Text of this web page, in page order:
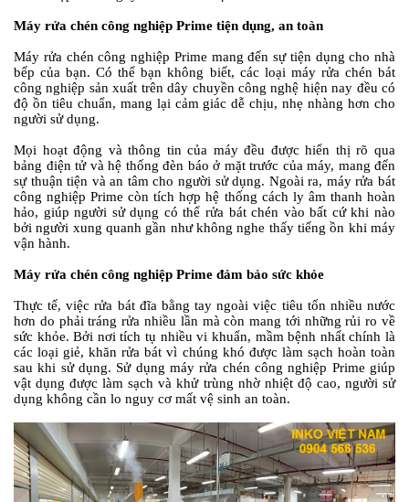
Máy rửa chén công nghiệp Prime tiện dụng, an toàn
Máy rửa chén công nghiệp Prime mang đến sự tiện dụng cho nhà
bếp của bạn. Có thể bạn không biết, các loại máy rửa chén bát
công nghiệp sản xuất trên dây chuyền công nghệ hiện nay đều có
độ ồn tiêu chuẩn, mang lại cảm giác dễ chịu, nhẹ nhàng hơn cho
người sử dụng.
Mọi hoạt động và thông tin của máy đều được hiển thị rõ qua
bảng điện tử và hệ thống đèn báo ở mặt trước của máy, mang đến
sự thuận tiện và an tâm cho người sử dụng. Ngoài ra, máy rửa bát
công nghiệp Prime còn tích hợp hệ thống cách ly âm thanh hoàn
hảo, giúp người sử dụng có thể rửa bát chén vào bất cứ khi nào
bởi người xung quanh gần như không nghe thấy tiếng ồn khi máy
vận hành.
Máy rửa chén công nghiệp Prime đảm bảo sức khỏe
Thực tế, việc rửa bát đĩa bằng tay ngoài việc tiêu tốn nhiều nước
hơn do phải tráng rửa nhiều lần mà còn mang tới những rủi ro về
sức khỏe. Bởi nơi tích tụ nhiều vi khuẩn, mầm bệnh nhất chính là
các loại giẻ, khăn rửa bát vì chúng khó được làm sạch hoàn toàn
sau khi sử dụng. Sử dụng máy rửa chén công nghiệp Prime giúp
vật dụng được làm sạch và khử trùng nhờ nhiệt độ cao, người sử
dụng không cần lo nguy cơ mất vệ sinh an toàn.